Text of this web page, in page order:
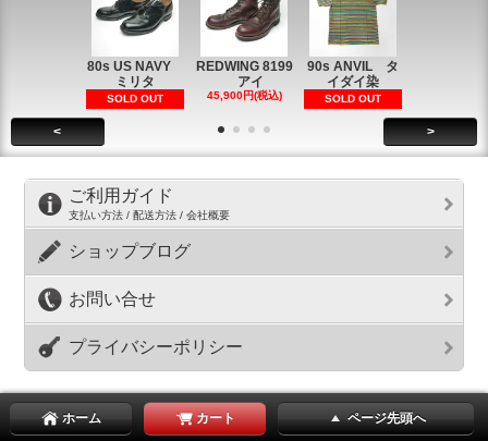
80s US NAVY
ミリタ
SOLD OUT
REDWING 8199
アイ
45,900円(税込)
90s ANVIL タ
イダイ染
SOLD OUT
< >
ご利用ガイド
支払い方法 / 配送方法 / 会社概要
ショップブログ
お問い合せ
プライバシーポリシー
ホーム カート ページ先頭へ